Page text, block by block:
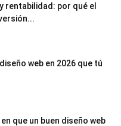
rentabilidad: por qué el
web en 2026 que tú
que un buen diseño web